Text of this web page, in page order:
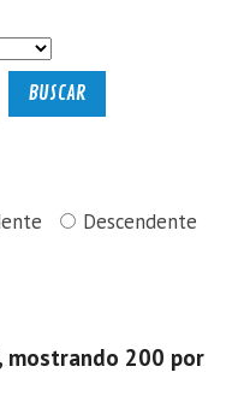
Descendente
mostrando 200 por